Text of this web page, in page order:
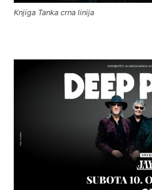
Knjiga Tanka crna linija